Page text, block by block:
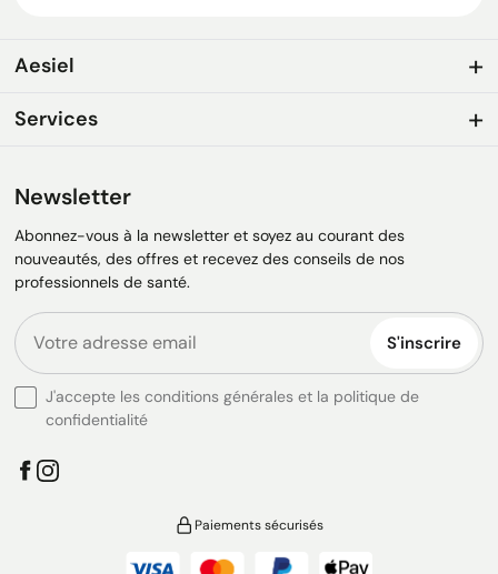
Aesiel
Services
Newsletter
Abonnez-vous à la newsletter et soyez au courant des
nouveautés, des offres et recevez des conseils de nos
professionnels de santé.
S'inscrire
J'accepte les conditions générales et la politique de
confidentialité
Paiements sécurisés